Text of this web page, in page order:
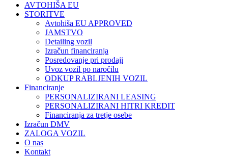
AVTOHIŠA EU
STORITVE
Avtohiša EU APPROVED
JAMSTVO
Detailing vozil
Izračun financiranja
Posredovanje pri prodaji
Uvoz vozil po naročilu
ODKUP RABLJENIH VOZIL
Financiranje
PERSONALIZIRANI LEASING
PERSONALIZIRANI HITRI KREDIT
Financiranja za tretje osebe
Izračun DMV
ZALOGA VOZIL
O nas
Kontakt